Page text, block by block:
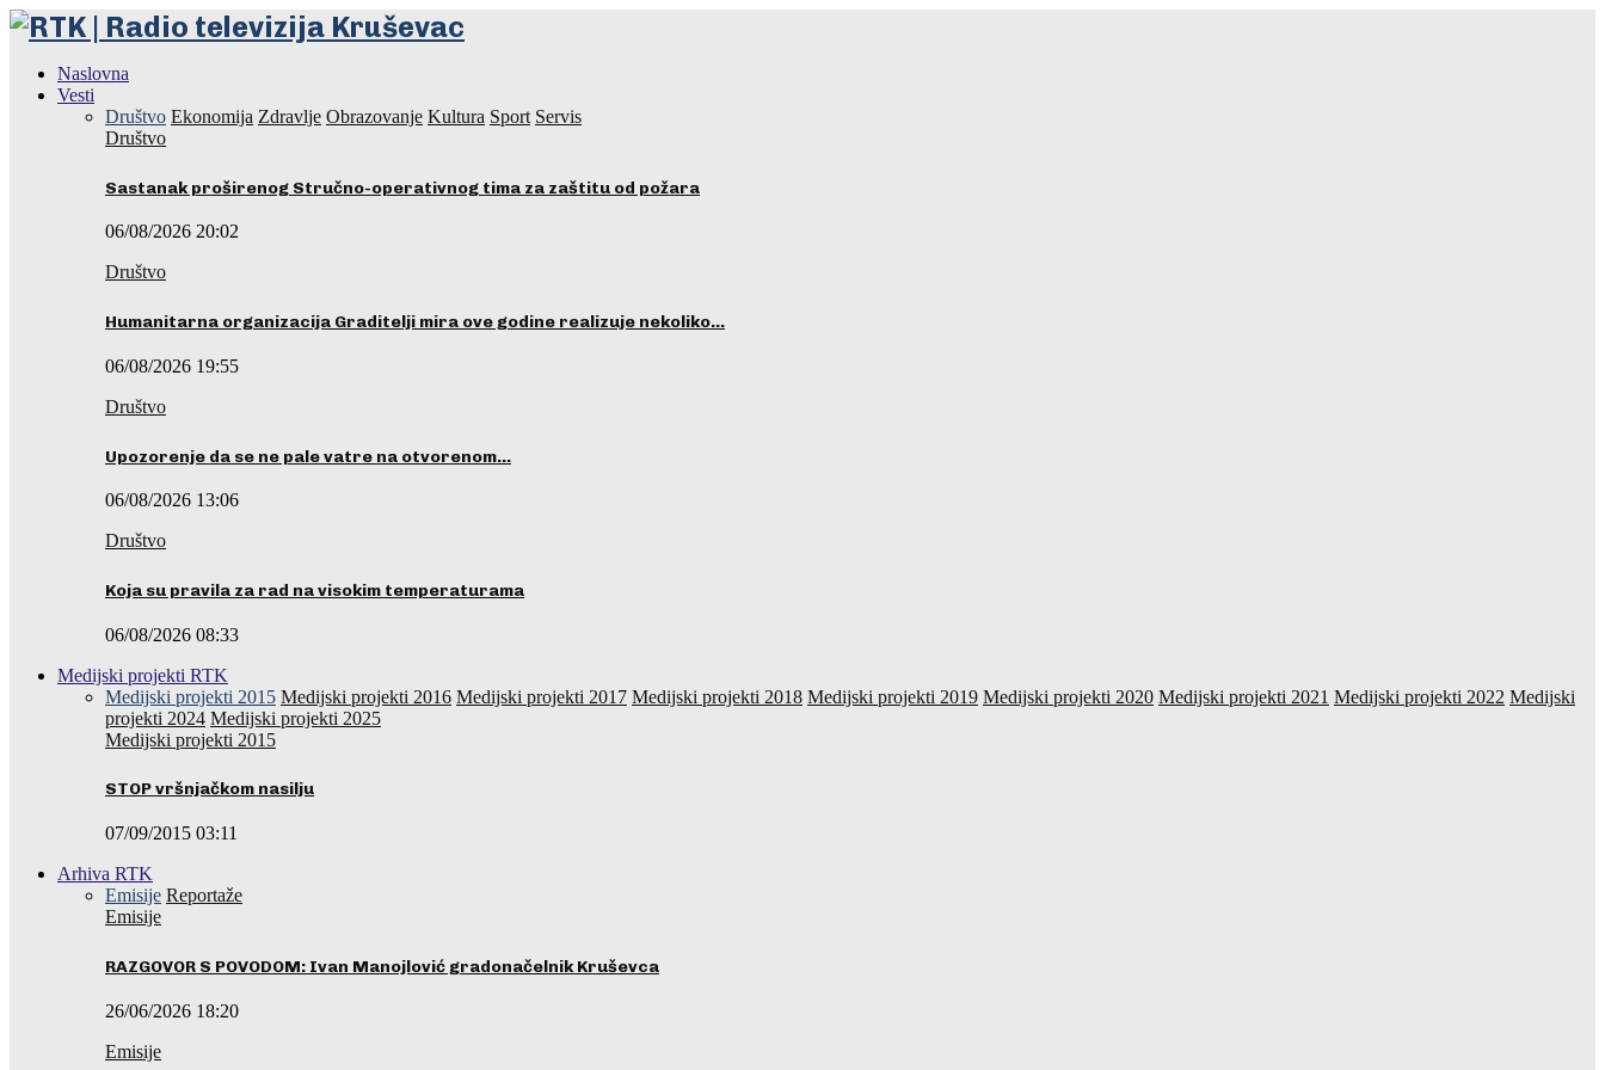
Naslovna
Vesti
Društvo Ekonomija Zdravlje Obrazovanje Kultura Sport Servis
Društvo
Sastanak proširenog Stručno-operativnog tima za zaštitu od požara
06/08/2026 20:02
Društvo
Humanitarna organizacija Graditelji mira ove godine realizuje nekoliko…
06/08/2026 19:55
Društvo
Upozorenje da se ne pale vatre na otvorenom…
06/08/2026 13:06
Društvo
Koja su pravila za rad na visokim temperaturama
06/08/2026 08:33
Medijski projekti RTK
Medijski projekti 2015 Medijski projekti 2016 Medijski projekti 2017 Medijski projekti 2018 Medijski projekti 2019 Medijski projekti 2020 Medijski projekti 2021 Medijski projekti 2022 Medijski
projekti 2024 Medijski projekti 2025
Medijski projekti 2015
STOP vršnjačkom nasilju
07/09/2015 03:11
Arhiva RTK
Emisije Reportaže
Emisije
RAZGOVOR S POVODOM: Ivan Manojlović gradonačelnik Kruševca
26/06/2026 18:20
Emisije